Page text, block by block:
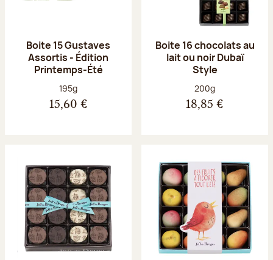
Boite 15 Gustaves
Assortis - Édition
Printemps-Été
Poids net :
195g
15,60 €
Boite 16 chocolats au
lait ou noir Dubaï
Style
Poids net :
200g
18,85 €